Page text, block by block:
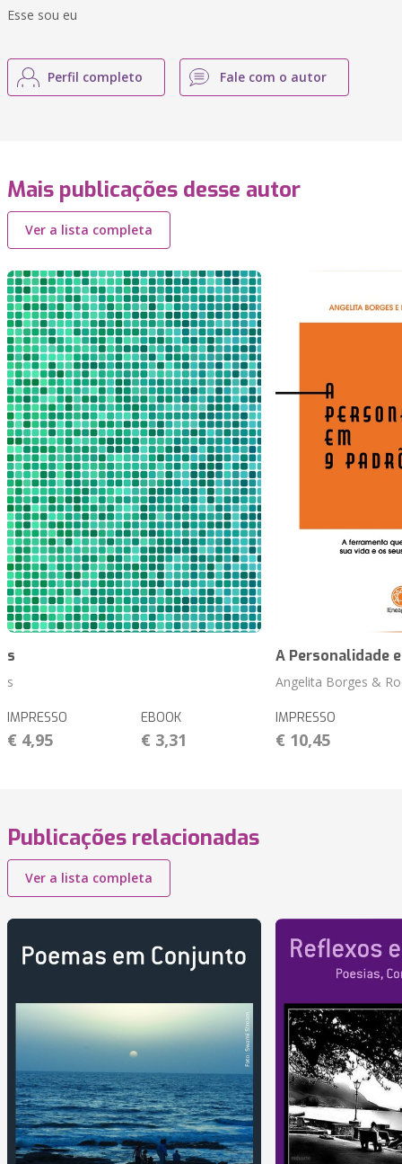
Esse sou eu
Perfil completo Fale com o autor
Mais publicações desse autor
Ver a lista completa
s
s
IMPRESSO
€ 4,95
EBOOK
€ 3,31
A Personalidade
Angelita Borges &
IMPRESSO
€ 10,45
Publicações relacionadas
Ver a lista completa